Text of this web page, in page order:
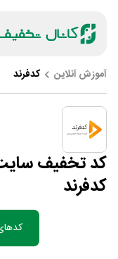
آموزش آنلاین کدفرند
کد تخفیف
کدفرند